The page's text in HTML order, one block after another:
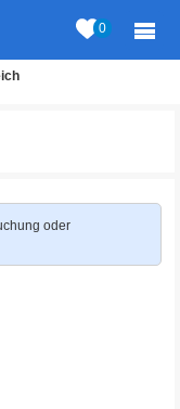
0
oder